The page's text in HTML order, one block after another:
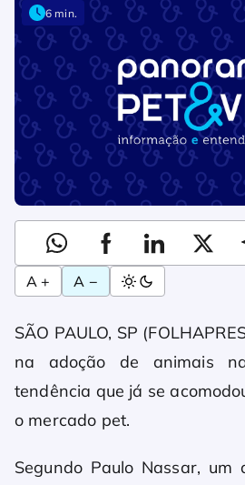
6 min.
A + A −
SÃO PAULO, SP
na adoção de animais
tendência que já se
o mercado pet.
Segundo Paulo Nassar, um